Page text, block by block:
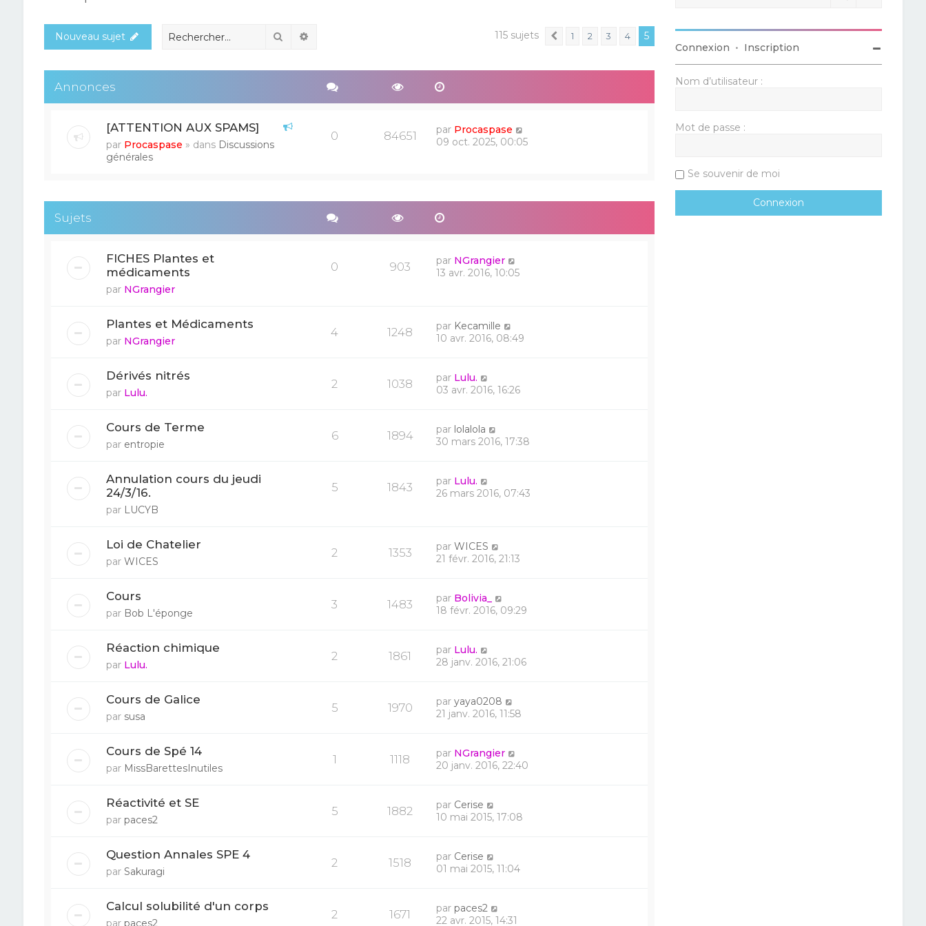
Nouveau sujet Rechercher 115 sujets Précédent
1 2 3 4 5
Annonces
[ATTENTION AUX SPAMS]
par Procaspase » dans Discussions
générales
0 84651 par Procaspase
09 oct. 2025, 00:05
Sujets
FICHES Plantes et
médicaments
par NGrangier
0 903 par NGrangier
13 avr. 2016, 10:05
Plantes et Médicaments
par NGrangier
4 1248 par Kecamille
10 avr. 2016, 08:49
Dérivés nitrés
par Lulu.
2 1038 par Lulu.
03 avr. 2016, 16:26
Cours de Terme
par entropie
6 1894 par lolalola
30 mars 2016, 17:38
Annulation cours du jeudi
24/3/16.
par LUCYB
5 1843 par Lulu.
26 mars 2016, 07:43
Loi de Chatelier
par WICES
2 1353 parWICES
21 févr. 2016, 21:13
Cours
par Bob L'éponge
3 1483 par Bolivia_
18 févr. 2016, 09:29
Réaction chimique
par Lulu.
2 1861 par Lulu.
28 janv. 2016, 21:06
Cours de Galice
par susa
5 1970 paryaya0208
21 janv. 2016, 11:58
Cours de Spé 14
par MissBarettesInutiles
1 1118 par NGrangier
20 janv. 2016, 22:40
Réactivité et SE
par paces2
5 1882 par Cerise
10 mai 2015, 17:08
Question Annales SPE 4
par Sakuragi
2 1518 par Cerise
01 mai 2015, 11:04
Calcul solubilité d'un corps
par paces2
2 1671 par paces2
22 avr. 2015, 14:31
Connexion • Inscription
Nom d’utilisateur :
Mot de passe :
Se souvenir de moi